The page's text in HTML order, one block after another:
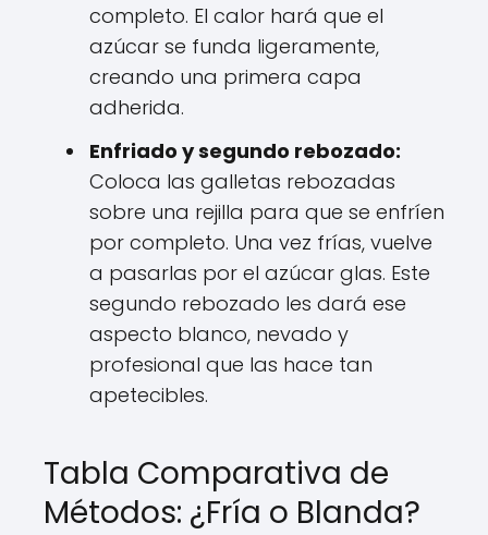
completo. El calor hará que el
azúcar se funda ligeramente,
creando una primera capa
adherida.
Enfriado y segundo rebozado:
Coloca las galletas rebozadas
sobre una rejilla para que se enfríen
por completo. Una vez frías, vuelve
a pasarlas por el azúcar glas. Este
segundo rebozado les dará ese
aspecto blanco, nevado y
profesional que las hace tan
apetecibles.
Tabla Comparativa de
Métodos: ¿Fría o Blanda?